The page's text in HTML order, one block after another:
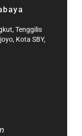
Tenggilis
Kota SBY,